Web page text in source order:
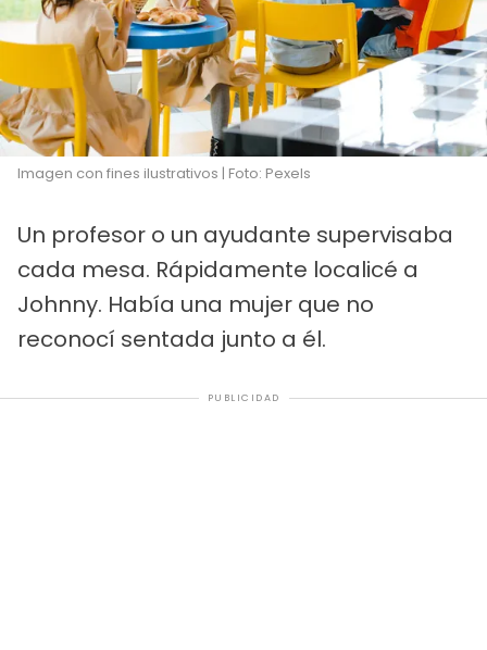
Imagen con fines ilustrativos | Foto: Pexels
Un profesor o un ayudante supervisaba
cada mesa. Rápidamente localicé a
Johnny. Había una mujer que no
reconocí sentada junto a él.
PUBLICIDAD